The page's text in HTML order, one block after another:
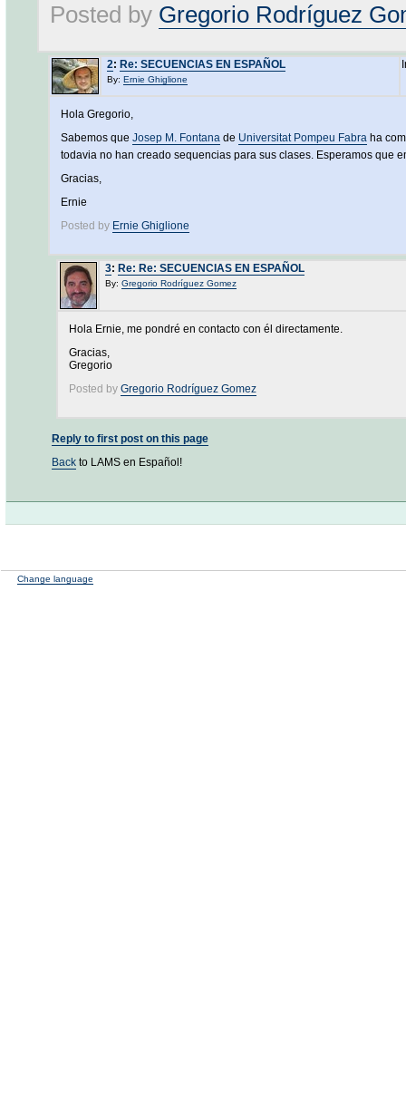
Posted by Gregorio Rodríguez
2: Re: SECUENCIAS EN ESPAÑOL
By: Ernie Ghiglione
Hola Gregorio,
Sabemos que Josep M. Fontana de Universitat Pompeu Fabra ha
todavia no han creado sequencias para sus clases. Esperamos que
Gracias,
Ernie
Posted by Ernie Ghiglione
3: Re: Re: SECUENCIAS EN ESPAÑOL
By: Gregorio Rodríguez Gomez
Hola Ernie, me pondré en contacto con él directamente.
Gracias,
Gregorio
Posted by Gregorio Rodríguez Gomez
Reply to first post on this page
Back to LAMS en Español!
Change language